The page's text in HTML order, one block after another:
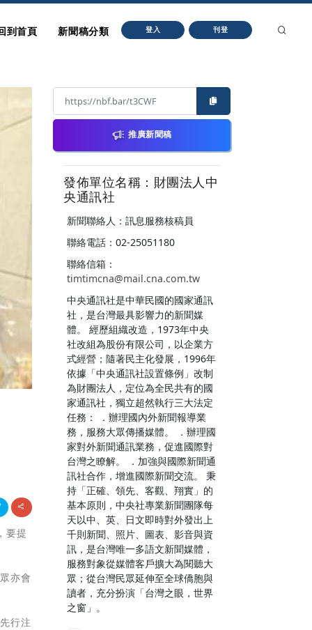
到首頁 新聞稿分類 登入 刊登
要提
亦會
行注
推廣新聞稿
發佈單位名稱：財團法人中
央通訊社
新聞聯絡人：訊息服務核稿員
聯絡電話：02-25051180
聯絡信箱：
timtimcna@mail.cna.com.tw
中央通訊社是中華民國的國家通訊
社，是台灣最具影響力的新聞媒
體。 經歷組織改造，1973年中央
社改組為股份有限公司，以企業方
式經營；隨著民主化發展，1996年
依據「中央通訊社設置條例」改制
為財團法人，定位為全民共有的國
家通訊社，獨立超然執行三大法定
任務： ．辦理國內外新聞報導業
務，服務大眾傳播媒體。 ．辦理國
家對外新聞通訊業務，促進國際對
台灣之瞭解。 ．加強與國際新聞通
訊社合作，增進國際新聞交流。 秉
持「正確、領先、客觀、翔實」的
基本原則，中央社專業新聞團隊每
天以中、英、日文即時對外發出上
千則新聞、照片、圖表、影音與資
訊，是台灣唯一多語文新聞媒體，
服務對象從媒體客戶擴大為閱聽大
眾；從台灣民眾延伸至全球僑胞與
讀者，充分扮演「台灣之眼，世界
之窗」。